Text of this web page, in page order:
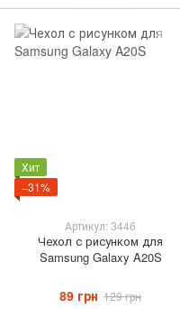
Хит
−31%
Артикул: 3446
Чехол с рисунком для
Samsung Galaxy A20S
89 грн 129 грн